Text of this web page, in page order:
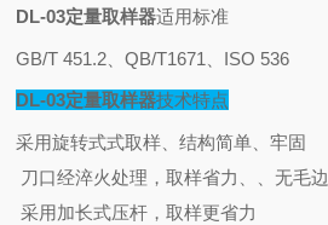
DL-03定量取样器适用标准
GB/T 451.2、QB/T1671、ISO 536
DL-03定量取样器技术特点
采用旋转式式取样、结构简单、牢固
刀口经淬火处理，取样省力、、无毛边
采用加长式压杆，取样更省力